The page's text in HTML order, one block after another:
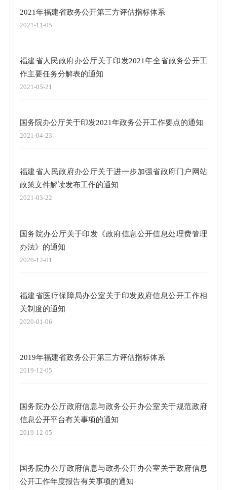
2021年福建省政务公开第三方评估指标体系
2021-11-05
福建省人民政府办公厅关于印发2021年全省政务公开工
作主要任务分解表的通知
2021-05-21
国务院办公厅关于印发2021年政务公开工作要点的通知
2021-04-23
福建省人民政府办公厅关于进一步加强省政府门户网站
政策文件解读发布工作的通知
2021-03-22
国务院办公厅关于印发《政府信息公开信息处理费管理
办法》的通知
2020-12-01
福建省医疗保障局办公室关于印发政府信息公开工作相
关制度的通知
2020-01-06
2019年福建省政务公开第三方评估指标体系
2019-12-05
国务院办公厅政府信息与政务公开办公室关于规范政府
信息公开平台有关事项的通知
2019-12-05
国务院办公厅政府信息与政务公开办公室关于政府信息
公开工作年度报告有关事项的通知